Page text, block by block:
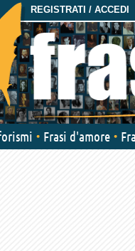
REGISTRATI / ACCEDI
Frasi d'amore